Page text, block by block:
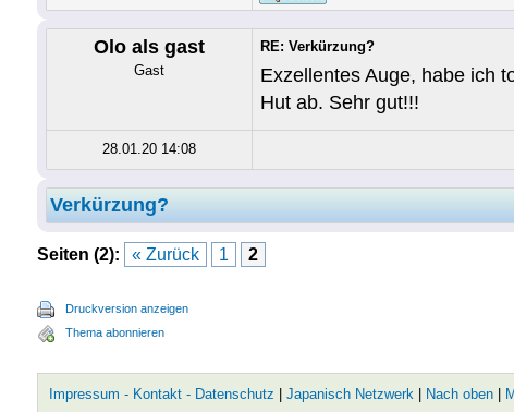
Olo als gast
Gast
RE: Verkürzung?
Exzellentes Auge, habe ich
Hut ab. Sehr gut!!!
28.01.20 14:08
Verkürzung?
Seiten (2): « Zurück 1 2
Druckversion anzeigen
Thema abonnieren
Impressum - Kontakt - Datenschutz Japanisch Netzwerk| Nach oben|